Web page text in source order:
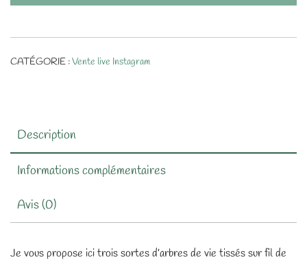
tissé
cuivre
CATÉGORIE :Vente live Instagram
Description
Informations complémentaires
Avis (0)
Je vous propose ici trois sortes d’arbres de vie tissés sur fil de